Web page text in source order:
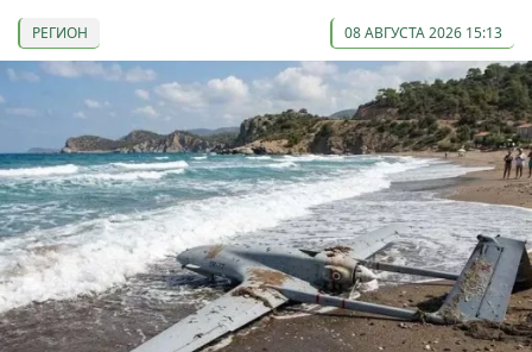
РЕГИОН 08 АВГУСТА 2026 15:13